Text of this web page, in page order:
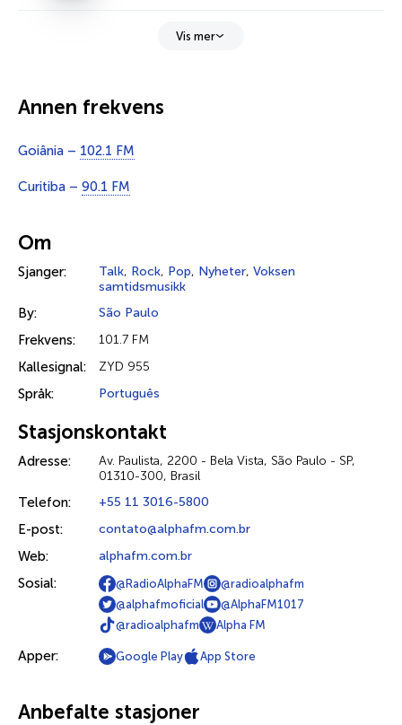
Vis mer
Annen frekvens
Goiânia – 102.1 FM
Curitiba – 90.1 FM
Om
Sjanger: Talk, Rock, Pop, Nyheter, Voksen
samtidsmusikk
By: São Paulo
Frekvens: 101.7 FM
Kallesignal: ZYD 955
Språk: Português
Stasjonskontakt
Adresse:
Av. Paulista, 2200 - Bela Vista, São Paulo - SP,
01310-300, Brasil
Telefon: +55 11 3016-5800
E-post: contato@alphafm.com.br
Web: alphafm.com.br
Sosial: @RadioAlphaFM
@radioalphafm
@alphafmoficial
@AlphaFM1017
@radioalphafm
Alpha FM
Apper: Google Play App Store
Anbefalte stasjoner